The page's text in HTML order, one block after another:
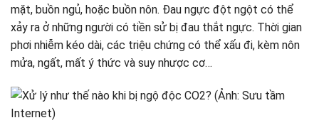
mặt, buồn ngủ, hoặc buồn nôn. Đau ngực đột ngột có thể
xảy ra ở những người có tiền sử bị đau thắt ngực. Thời gian
phơi nhiễm kéo dài, các triệu chứng có thể xấu đi, kèm nôn
mửa, ngất, mất ý thức và suy nhược cơ…